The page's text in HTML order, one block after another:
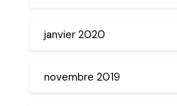
janvier 2020
novembre 2019